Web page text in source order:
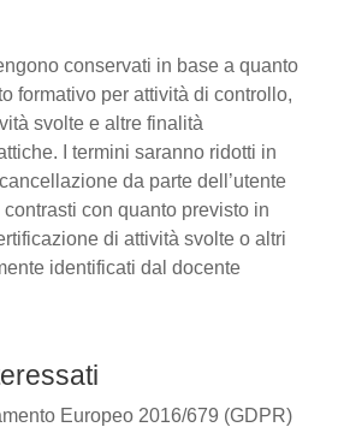
conservati in base a quanto
formativo per attività di controllo,
svolte e altre finalità
I termini saranno ridotti in
da parte dell’utente
con quanto previsto in
di attività svolte o altri
identificati dal docente
Europeo 2016/679 (GDPR)